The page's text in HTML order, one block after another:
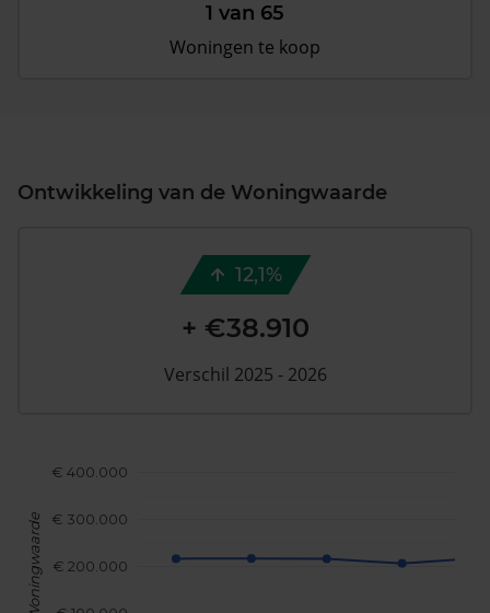
1 van 65
Woningen te koop
Ontwikkeling van de Woningwaarde
€ 200.000
€ 300.000
€ 400.000
Woningwaarde
12,1%
+ €38.910
Verschil 2025 - 2026